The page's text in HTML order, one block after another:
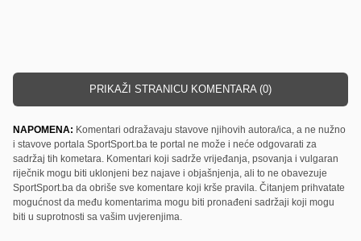
PRIKAŽI STRANICU KOMENTARA (0)
NAPOMENA: Komentari odražavaju stavove njihovih autora/ica, a ne nužno
i stavove portala SportSport.ba te portal ne može i neće odgovarati za
sadržaj tih kometara. Komentari koji sadrže vrijeđanja, psovanja i vulgaran
riječnik mogu biti uklonjeni bez najave i objašnjenja, ali to ne obavezuje
SportSport.ba da obriše sve komentare koji krše pravila. Čitanjem prihvatate
mogućnost da među komentarima mogu biti pronađeni sadržaji koji mogu
biti u suprotnosti sa vašim uvjerenjima.